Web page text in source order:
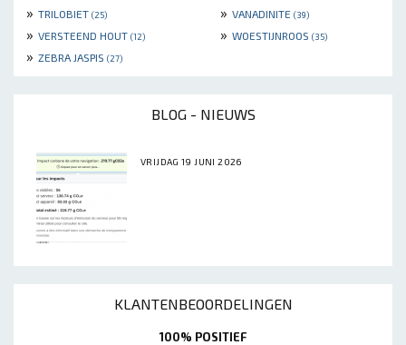
» TRILOBIET (25) » VANADINITE (39)
» VERSTEEND HOUT (12) » WOESTIJNROOS (35)
» ZEBRA JASPIS (27)
BLOG - NIEUWS
VRIJDAG 19 JUNI 2026
KLANTENBEOORDELINGEN
100% POSITIEF